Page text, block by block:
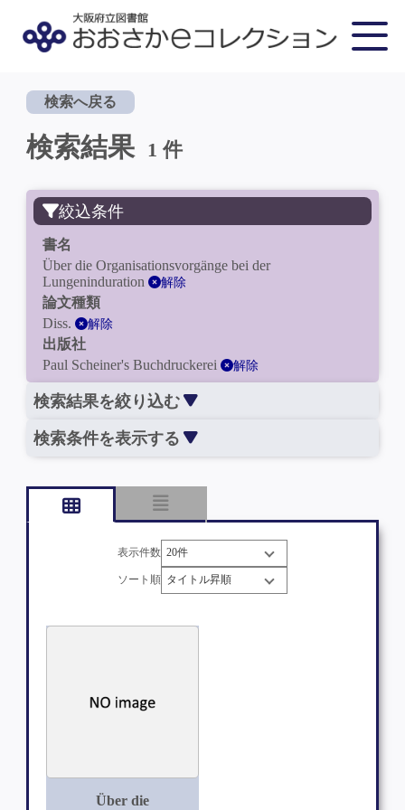
検索へ戻る
検索結果 1 件
絞込条件
書名
Über die Organisationsvorgänge bei der
Lungeninduration
解除
論文種類
Diss.
解除
出版社
Paul Scheiner's Buchdruckerei
解除
検索結果を絞り込む
検索条件を表示する
表示件数
ソート順
Über die